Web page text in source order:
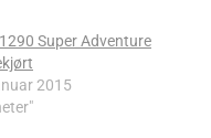
Super Adventure
2015